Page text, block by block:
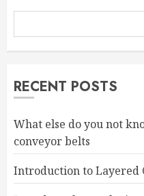
RECENT POSTS
What else do you not
conveyor belts
Introduction to Layered